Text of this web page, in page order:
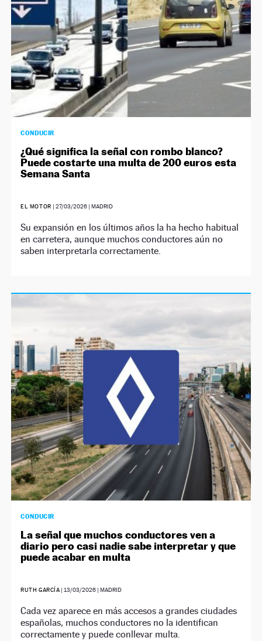
CONDUCIR
¿Qué significa la señal con rombo blanco?
Puede costarte una multa de 200 euros esta
Semana Santa
EL MOTOR | 27/03/2026| MADRID
Su expansión en los últimos años la ha hecho habitual
en carretera, aunque muchos conductores aún no
saben interpretarla correctamente.
CONDUCIR
La señal que muchos conductores ven a
diario pero casi nadie sabe interpretar y que
puede acabar en multa
RUTH GARCÍA | 13/03/2026 | MADRID
Cada vez aparece en más accesos a grandes ciudades
españolas, muchos conductores no la identifican
correctamente y puede conllevar multa.